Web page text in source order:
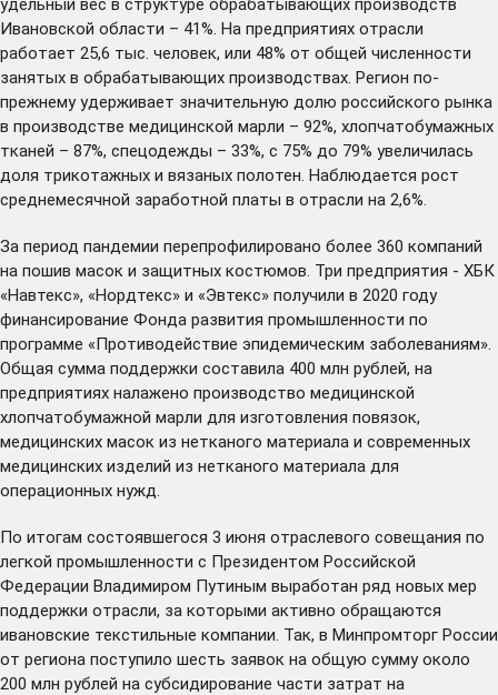
Ивановской области – 41%. На предприятиях отрасли
работает 25,6 тыс. человек, или 48% от общей численности
занятых в обрабатывающих производствах. Регион по-
прежнему удерживает значительную долю российского рынка
в производстве медицинской марли – 92%, хлопчатобумажных
тканей – 87%, спецодежды – 33%, с 75% до 79% увеличилась
доля трикотажных и вязаных полотен. Наблюдается рост
среднемесячной заработной платы в отрасли на 2,6%.
За период пандемии перепрофилировано более 360 компаний
на пошив масок и защитных костюмов. Три предприятия - ХБК
«Навтекс», «Нордтекс» и «Эвтекс» получили в 2020 году
финансирование Фонда развития промышленности по
программе «Противодействие эпидемическим заболеваниям».
Общая сумма поддержки составила 400 млн рублей, на
предприятиях налажено производство медицинской
хлопчатобумажной марли для изготовления повязок,
медицинских масок из нетканого материала и современных
медицинских изделий из нетканого материала для
операционных нужд.
По итогам состоявшегося 3 июня отраслевого совещания по
легкой промышленности с Президентом Российской
Федерации Владимиром Путиным выработан ряд новых мер
поддержки отрасли, за которыми активно обращаются
ивановские текстильные компании. Так, в Минпромторг России
от региона поступило шесть заявок на общую сумму около
200 млн рублей на субсидирование части затрат на